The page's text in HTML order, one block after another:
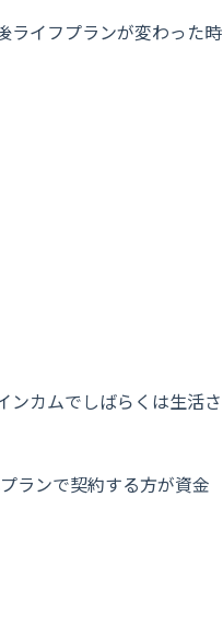
ライフプランが変わった時
ンカムでしばらくは生活さ
ランで契約する方が資金